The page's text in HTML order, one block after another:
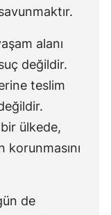
alanı
değildir.
teslim
ülkede,
korunmasını
de